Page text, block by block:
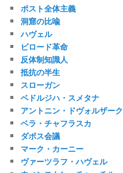
ポスト全体主義
洞窟の比喩
ハヴェル
ビロード革命
反体制知識人
抵抗の半生
スローガン
ベドルジハ・スメタナ
アントニン・ドヴォルザーク
ベラ・チャフラスカ
ダボス会議
マーク・カーニー
ヴァーツラフ・ハヴェル